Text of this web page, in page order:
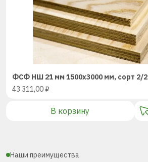
ФСФ НШ 21 мм 1500х3000 мм, сорт 2/2
43 311,00₽
В корзину
Наши преимущества